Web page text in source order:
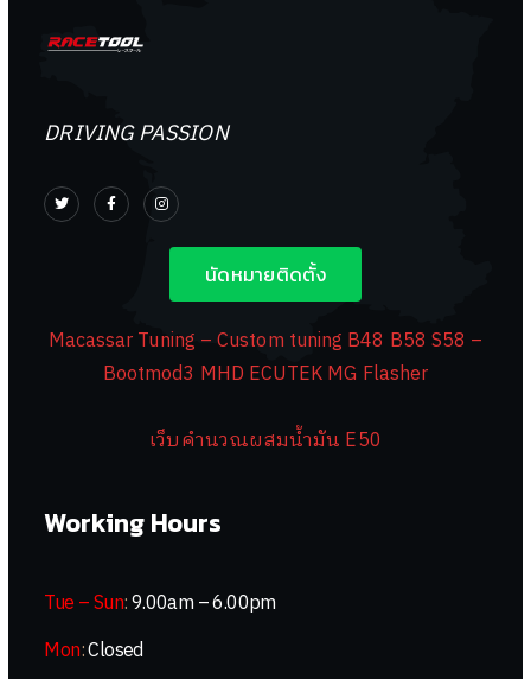
DRIVING PASSION
นัดหมายติดตั้ง
Macassar Tuning – Custom tuning B48 B58 S58 –
Bootmod3 MHD ECUTEK MG Flasher
เว็บคำนวณผสมน้ำมัน E50
Working Hours
Tue – Sun:9.00am – 6.00pm
Mon:Closed